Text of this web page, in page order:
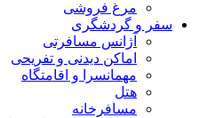
مرغ فروشی
سفر و گردشگری
آژانس مسافرتی
اماکن دیدنی و تفریحی
مهمانسرا و اقامتگاه
هتل
مسافرخانه